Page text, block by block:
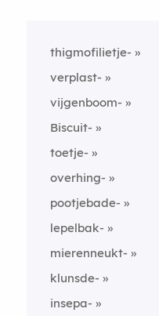
thigmofilietje-
verplast-
vijgenboom-
Biscuit-
toetje-
overhing-
pootjebade-
lepelbak-
mierenneukt-
klunsde-
insepa-